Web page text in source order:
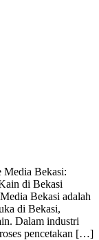
Media Bekasi:
di Bekasi
Bekasi adalah
di Bekasi,
Dalam industri
pencetakan […]